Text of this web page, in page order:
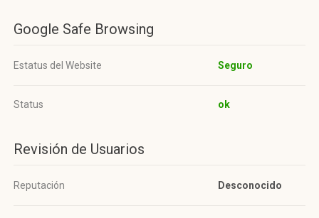
Google Safe Browsing
Estatus del Website Seguro
Status ok
Revisión de Usuarios
Reputación Desconocido